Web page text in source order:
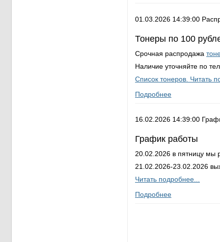
01.03.2026 14:39:00
Тонеры по 100
Срочная распродажа
Наличие уточняйте по
Список тонеров. Читать
Подробнее
16.02.2026 14:39:00
График работы
20.02.2026 в пятницу мы
21.02.2026-23.02.2026
Читать подробнее...
Подробнее